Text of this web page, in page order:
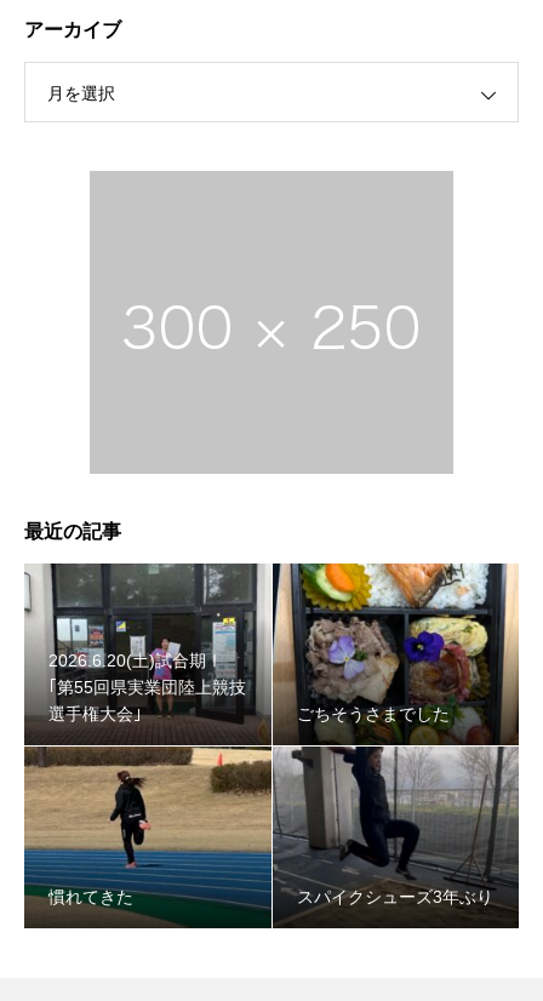
アーカイブ
月を選択
最近の記事
2026.6.20(土)試合期Ⅰ
｢第55回県実業団陸上競技
選手権大会｣
ごちそうさまでした
慣れてきた スパイクシューズ3年ぶり